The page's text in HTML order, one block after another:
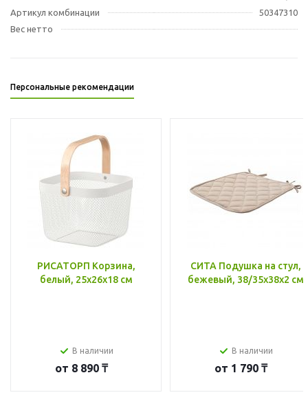
Артикул комбинации
50347310
Вес нетто
Персональные рекомендации
РИСАТОРП Корзина,
белый, 25x26x18 см
В наличии
от 8 890 ₸
СИТА Подушка на стул,
бежевый, 38/35x38x2 см
В наличии
от 1 790 ₸